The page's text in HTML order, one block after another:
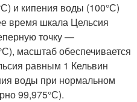
и кипения воды (100°С)
время шкала Цельсия
точку —
масштаб обеспечивается
равным 1 Кельвин
воды при нормальном
99,975°С).